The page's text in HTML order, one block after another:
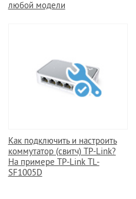
любой модели
Как подключить и настроить
коммутатор (свитч) TP-Link?
На примере TP-Link TL-
SF1005D